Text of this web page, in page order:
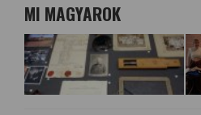
MI MAGYAROK